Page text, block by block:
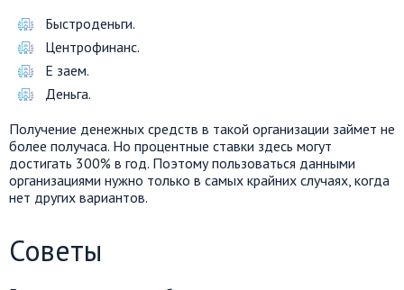
Быстроденьги.
Центрофинанс.
Е заем.
Деньга.
Получение денежных средств в такой организации займет не
более получаса. Но процентные ставки здесь могут
достигать 300% в год. Поэтому пользоваться данными
организациями нужно только в самых крайних случаях, когда
нет других вариантов.
Советы